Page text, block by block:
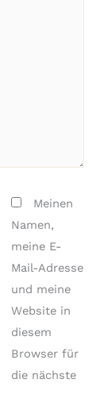
Meinen
Namen,
meine E-
Mail-Adresse
und meine
Website in
diesem
Browser für
die nächste